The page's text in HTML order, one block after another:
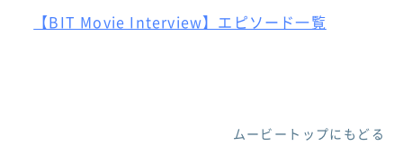
【BIT Movie Interview】エピソード一覧
ムービートップにもどる